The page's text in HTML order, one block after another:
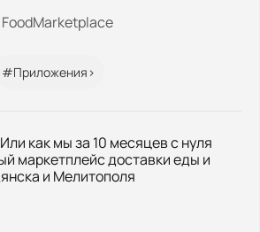
FoodMarketplace
#Приложения>
как мы за 10 месяцев с нуля
маркетплейс доставки еды и
и Мелитополя